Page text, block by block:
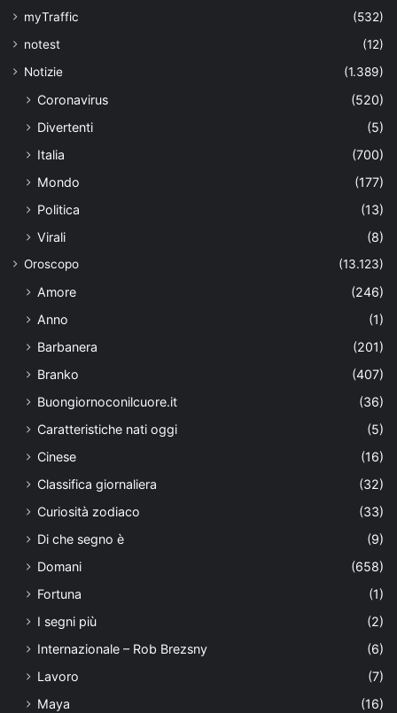
myTraffic
(532)
notest
(12)
Notizie
(1.389)
Coronavirus
(520)
Divertenti
(5)
Italia
(700)
Mondo
(177)
Politica
(13)
Virali
(8)
Oroscopo (13.123)
Amore
(246)
Anno
(1)
Barbanera
(201)
Branko
(407)
Buongiornoconilcuore.it
(36)
Caratteristiche nati oggi
(5)
Cinese
(16)
Classifica giornaliera
(32)
Curiosità zodiaco
(33)
Di che segno è
(9)
Domani
(658)
Fortuna
(1)
I segni più
(2)
Internazionale – Rob Brezsny
(6)
Lavoro
(7)
Maya
(16)